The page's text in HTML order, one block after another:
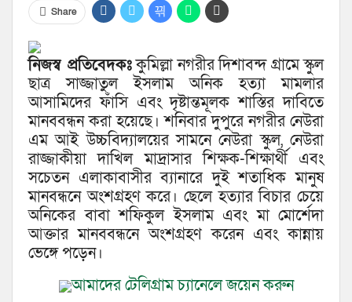
Share
নিজস্ব প্রতিবেদকঃকুমিল্লা নগরীর দিশাবন্দ গ্রামে স্কুল
ছাত্র সাজ্জাতুল ইসলাম অনিক হত্যা মামলার
আসামিদের ফাঁসি এবং দৃষ্টান্তমূলক শাস্তির দাবিতে
মানববন্ধন করা হয়েছে। শনিবার দুপুরে নগরীর নেউরা
এম আই উচ্চবিদ্যালয়ের সামনে নেউরা স্কুল, নেউরা
রাজ্জাকীয়া দাখিল মাদ্রাসার শিক্ষক-শিক্ষার্থী এবং
সচেতন এলাকাবাসীর ব্যানারে দুই শতাধিক মানুষ
মানবন্ধনে অংশগ্রহণ করে। ছেলে হত্যার বিচার চেয়ে
অনিকের বাবা শফিকুল ইসলাম এবং মা মোর্শেদা
আক্তার মানববন্ধনে অংশগ্রহণ করেন এবং কান্নায়
ভেঙ্গে পড়েন।
আমাদের টেলিগ্রাম চ্যানেলে জয়েন করুন